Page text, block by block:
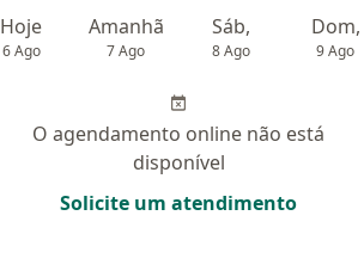
Hoje
6 Ago
Amanhã
7 Ago
Sáb,
8 Ago
Dom,
9 Ago
O agendamento online não está
disponível
Solicite um atendimento